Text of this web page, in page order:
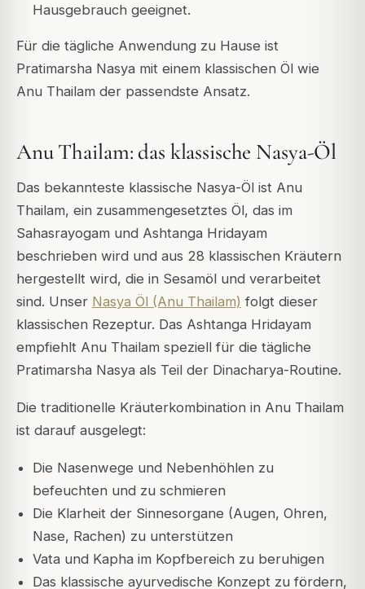
Hausgebrauch geeignet.
Für die tägliche Anwendung zu Hause ist
Pratimarsha Nasya mit einem klassischen Öl wie
Anu Thailam der passendste Ansatz.
Anu Thailam: das klassische Nasya-Öl
Das bekannteste klassische Nasya-Öl ist Anu
Thailam, ein zusammengesetztes Öl, das im
Sahasrayogam und Ashtanga Hridayam
beschrieben wird und aus 28 klassischen Kräutern
hergestellt wird, die in Sesamöl und verarbeitet
sind. Unser Nasya Öl (Anu Thailam) folgt dieser
klassischen Rezeptur. Das Ashtanga Hridayam
empfiehlt Anu Thailam speziell für die tägliche
Pratimarsha Nasya als Teil der Dinacharya-Routine.
Die traditionelle Kräuterkombination in Anu Thailam
ist darauf ausgelegt:
Die Nasenwege und Nebenhöhlen zu
befeuchten und zu schmieren
Die Klarheit der Sinnesorgane (Augen, Ohren,
Nase, Rachen) zu unterstützen
Vata und Kapha im Kopfbereich zu beruhigen
Das klassische ayurvedische Konzept zu fördern,